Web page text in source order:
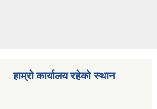
हाम्रो कार्यालय रहेको स्थान